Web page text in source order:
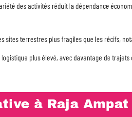
des activités réduit la dépendance
sites terrestres plus fragiles que les récifs,
plus élevé, avec davantage de
à Raja